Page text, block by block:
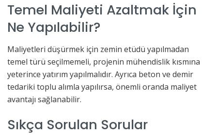
Temel Maliyeti Azaltmak İçin
Ne Yapılabilir?
Maliyetleri düşürmek için zemin etüdü yapılmadan
temel türü seçilmemeli, projenin mühendislik kısmına
yeterince yatırım yapılmalıdır. Ayrıca beton ve demir
tedariki toplu alımla yapılırsa, önemli oranda maliyet
avantajı sağlanabilir.
Sıkça Sorulan Sorular